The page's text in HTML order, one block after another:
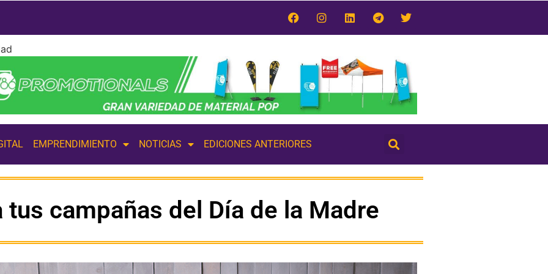
EMPRENDIMIENTO NOTICIAS EDICIONES ANTERIORES
campañas del Día de la Madre